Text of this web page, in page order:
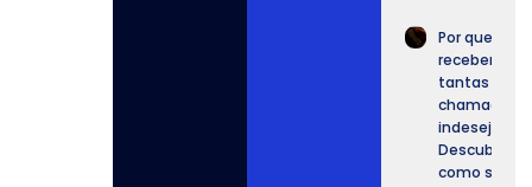
Por que
recebemos
tantas
chamadas
Descubra
como se